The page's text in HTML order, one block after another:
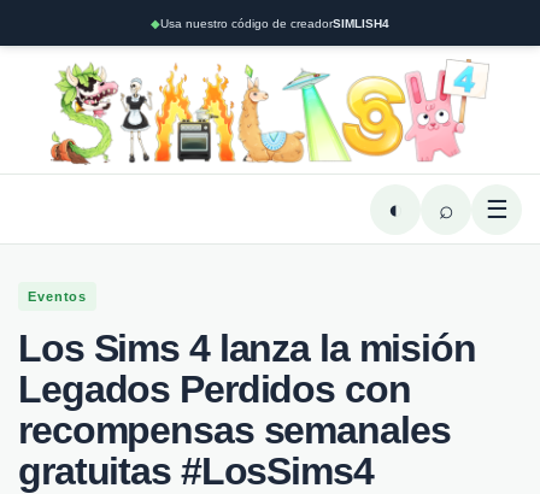
◆Usa nuestro código de creadorSIMLISH4
◐ ⌕ ☰
Eventos
Los Sims 4 lanza la misión
Legados Perdidos con
recompensas semanales
gratuitas #LosSims4